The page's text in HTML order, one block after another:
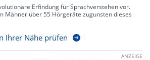
Erfindung für Sprachverstehen vor.
Männer über 55 Hörgeräte zugunsten dieses
Ihrer Nähe prüfen
ANZEIGE